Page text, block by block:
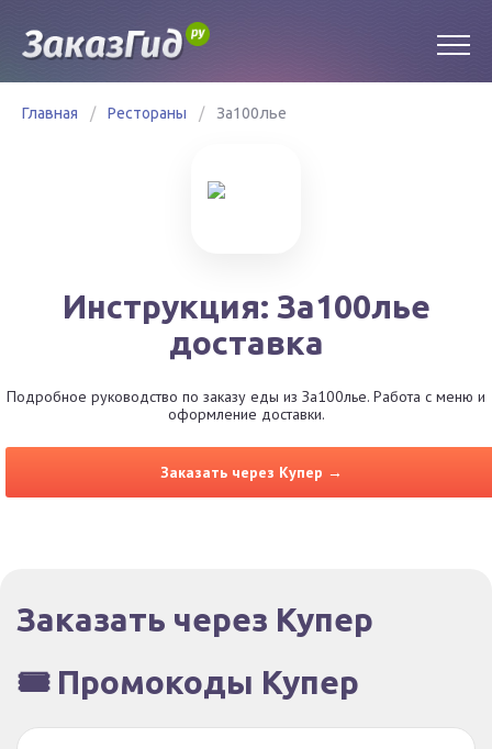
Главная / Рестораны / За100лье
Инструкция: За100лье
доставка
Подробное руководство по заказу еды из За100лье. Работа с меню и
оформление доставки.
Заказать через Купер →
Заказать через Купер
🎟️ Промокоды Купер